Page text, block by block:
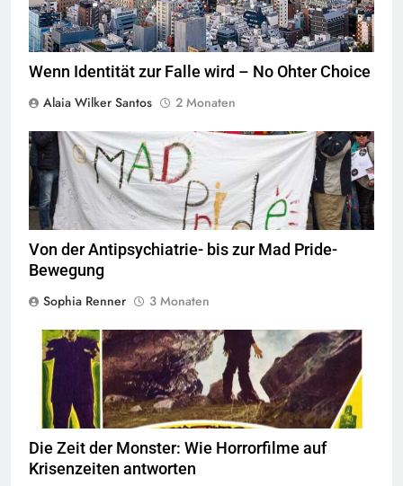
Wenn Identität zur Falle wird – No Ohter Choice
Alaia Wilker Santos
2 Monaten
© Mad Pride
Von der Antipsychiatrie- bis zur Mad Pride-
Bewegung
Sophia Renner
3 Monaten
Quelle © Public Domain
Die Zeit der Monster: Wie Horrorfilme auf
Krisenzeiten antworten